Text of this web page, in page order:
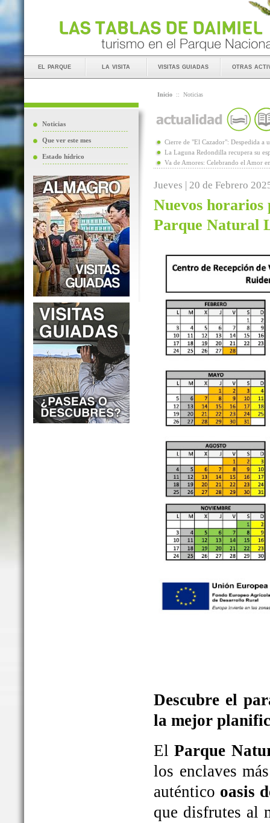
el parque la visita visitas guiadas otras
Noticias
Que ver este mes
Estado hídrico
Inicio :: Noticias
Cierre de "El Cazador": Despedida a
La Laguna Redondilla recupera su
Va de Amores: Celebrando el Amor
Jueves | 20 de Febrero
Nuevos horarios
Parque Natural
Descubre el
la mejor
ElParque
los enclaves
auténtico oasis
que disfrutes al